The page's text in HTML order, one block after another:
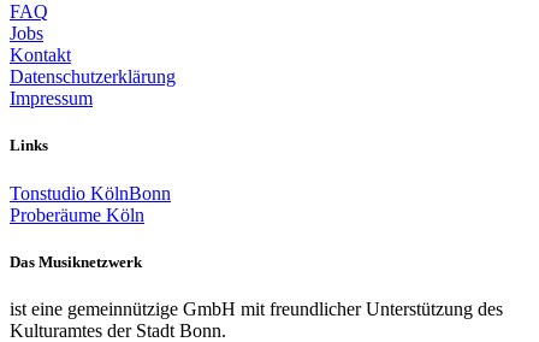
FAQ
Jobs
Kontakt
Datenschutzerklärung
Impressum
Links
Tonstudio KölnBonn
Proberäume Köln
Das Musiknetzwerk
ist eine gemeinnützige GmbH mit freundlicher Unterstützung des
Kulturamtes der Stadt Bonn.